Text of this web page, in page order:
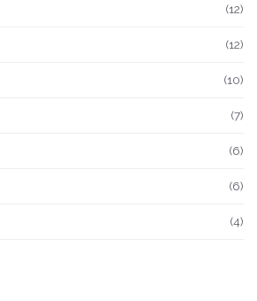
(12)
(12)
(10)
(7)
(6)
(6)
(4)